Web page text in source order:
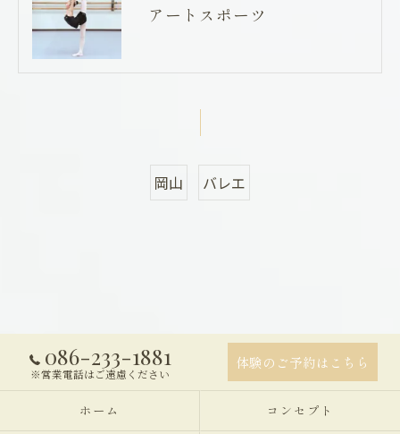
アートスポーツ
岡山 バレエ
086-233-1881
※営業電話はご遠慮ください
体験のご予約はこちら
ホーム コンセプト